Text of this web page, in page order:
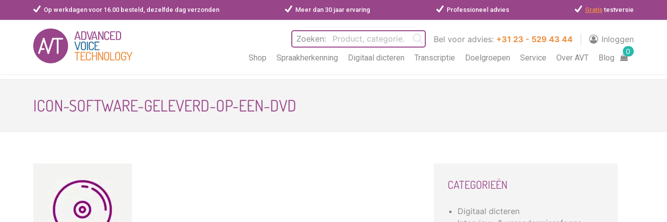
Op werkdagen voor 16.00 besteld, dezelfde dag verzonden Meer dan 30 jaar ervaring Professioneel advies Gratistestversie
Inloggen
Bel voor advies: +31 23 - 529 43 44
Zoeken:
0
Shop Spraakherkenning Digitaal dicteren Transcriptie Doelgroepen Service Over AVT Blog
ICON-SOFTWARE-GELEVERD-OP-EEN-DVD
CATEGORIEËN
Digitaal dicteren